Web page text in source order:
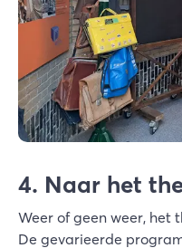
4. Naar het
Weer of geen weer, het
De gevarieerde